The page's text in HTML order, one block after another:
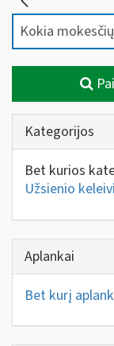
Kategorijos
Bet kurios
Užsienio
Aplankai
Bet kurį